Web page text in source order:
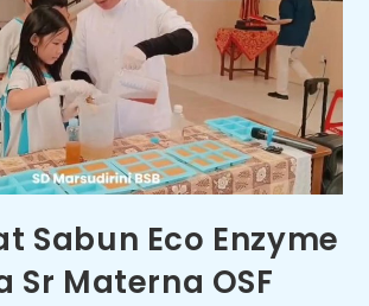
Sabun Eco Enzyme
Sr Materna OSF